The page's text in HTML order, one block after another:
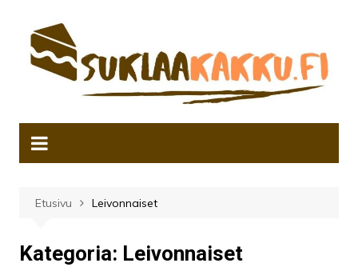
sisältöön
Etusivu Leivonnaiset
Kategoria: Leivonnaiset